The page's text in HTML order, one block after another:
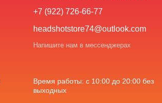
+7 (922) 726-66-77
headshotstore74@outlook.com
Напишите нам в мессенджерах
Время работы: с 10:00 до 20:00 без
выходных